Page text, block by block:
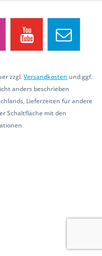
zzgl.Versandkosten und ggf.
anders beschrieben
Lieferzeiten für andere
Schaltfläche mit den